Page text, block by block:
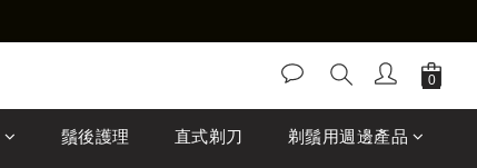
鬚後護理 直式剃刀 剃鬚用週邊產品